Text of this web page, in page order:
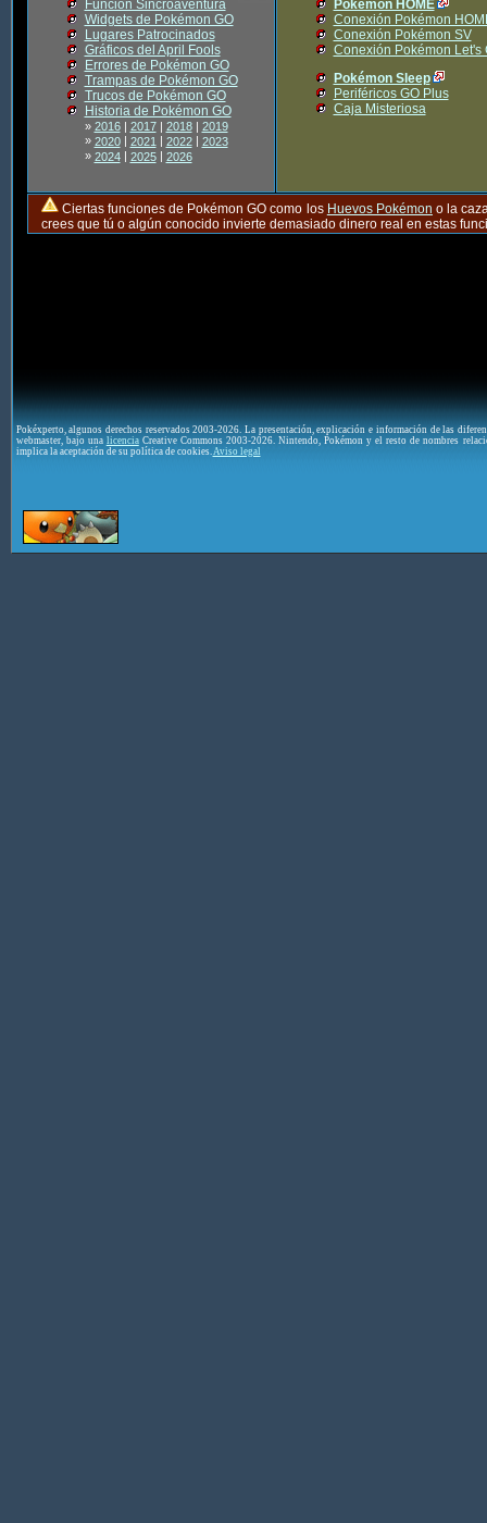
Función Sincroaventura
Widgets de Pokémon GO
Lugares Patrocinados
Gráficos del April Fools
Errores de Pokémon GO
Trampas de Pokémon GO
Trucos de Pokémon GO
Historia de Pokémon GO
» 2016| 2017| 2018| 2019
» 2020| 2021| 2022| 2023
» 2024| 2025| 2026
Pokémon HOME
Conexión Pokémon
Conexión Pokémon SV
Conexión Pokémon Let's
Pokémon Sleep
Periféricos GO Plus
Caja Misteriosa
Ciertas funciones de Pokémon GO como los Huevos Pokémon o la
crees que tú o algún conocido invierte demasiado dinero real en estas
Pokéxperto, algunos derechos reservados 2003-2026. La presentación, explicación e información de las
webmaster, bajo una licenciaCreative Commons 2003-2026. Nintendo, Pokémon y el resto de nombres
implica la aceptación de su política de cookies. Aviso legal